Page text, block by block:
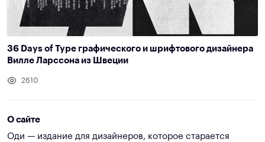
36 Days of Type графического и шрифтового дизайнера
Вилле Ларссона из Швеции
2610
О сайте
Оди — издание для дизайнеров, которое старается